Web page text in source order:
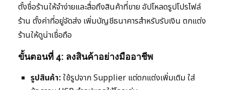
ตั้งชื่อร้านให้จำง่ายและสื่อถึงสินค้าที่ขาย อัปโหลดรูปโปรไฟล์
ร้าน ตั้งค่าที่อยู่จัดส่ง เพิ่มบัญชีธนาคารสำหรับรับเงิน ตกแต่ง
ร้านให้ดูน่าเชื่อถือ
ขั้นตอนที่ 4: ลงสินค้าอย่างมืออาชีพ
รูปสินค้า:ใช้รูปจาก Supplier แต่ตกแต่งเพิ่มเติม ใส่